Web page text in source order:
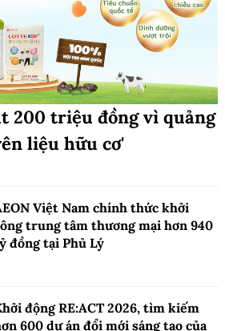
200 triệu đồng vì quảng
liệu hữu cơ'
Việt Nam chính thức khởi
trung tâm thương mại hơn 940
đồng tại Phủ Lý
động RE:ACT 2026, tìm kiếm
600 dự án đổi mới sáng tạo của